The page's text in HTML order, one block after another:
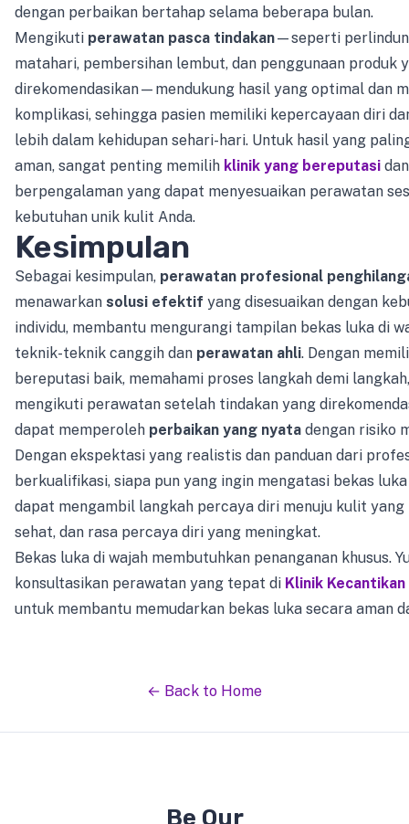
dengan perbaikan bertahap selama beberapa bulan.
Mengikuti perawatan pasca tindakan—seperti
matahari, pembersihan lembut, dan penggunaan produk
direkomendasikan—mendukung hasil yang optimal dan
komplikasi, sehingga pasien memiliki kepercayaan diri
lebih dalam kehidupan sehari-hari. Untuk hasil yang
aman, sangat penting memilih klinik yang bereputasi
berpengalaman yang dapat menyesuaikan perawatan
kebutuhan unik kulit Anda.
Kesimpulan
Sebagai kesimpulan, perawatan profesional
menawarkan solusi efektif yang disesuaikan dengan
individu, membantu mengurangi tampilan bekas luka di
teknik-teknik canggih dan perawatan ahli. Dengan
bereputasi baik, memahami proses langkah demi
mengikuti perawatan setelah tindakan yang
dapat memperoleh perbaikan yang nyata dengan risiko
Dengan ekspektasi yang realistis dan panduan dari
berkualifikasi, siapa pun yang ingin mengatasi bekas
dapat mengambil langkah percaya diri menuju kulit yang
sehat, dan rasa percaya diri yang meningkat.
Bekas luka di wajah membutuhkan penanganan khusus.
konsultasikan perawatan yang tepat di Klinik Kecantikan
untuk membantu memudarkan bekas luka secara aman
← Back to Home